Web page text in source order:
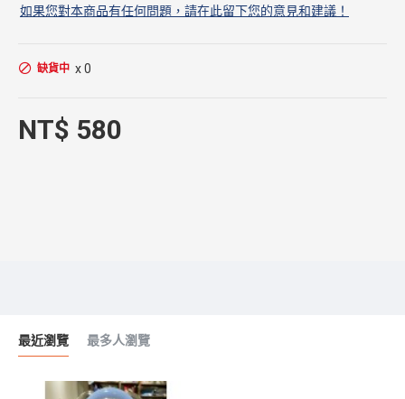
如果您對本商品有任何問題，請在此留下您的意見和建議！
NT$ 580
缺貨中 x 0
最近瀏覽 最多人瀏覽